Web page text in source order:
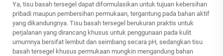
Ya, tisu basah tersegel dapat diformulasikan untuk tujuan kebersihan
pribadi maupun pembersihan permukaan, tergantung pada bahan aktif
yang dikandungnya. Tisu basah tersegel berukuran praktis untuk
perjalanan yang dirancang khusus untuk penggunaan pada kulit
umumnya bersifat lembut dan seimbang secara pH, sedangkan tisu
basah tersegel khusus permukaan mungkin mengandung bahan